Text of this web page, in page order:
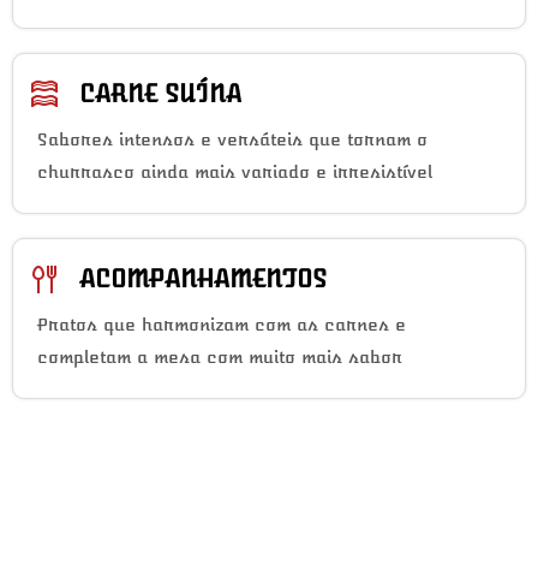
CARNE SUÍNA
Sabores intensos e versáteis que tornam o
churrasco ainda mais variado e irresistível
ACOMPANHAMENTOS
Pratos que harmonizam com as carnes e
completam a mesa com muito mais sabor